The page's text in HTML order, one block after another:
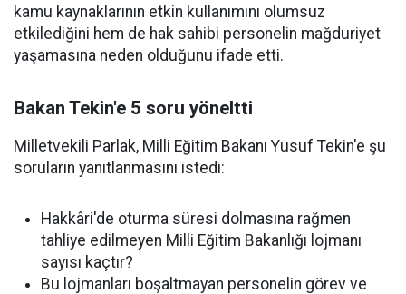
kamu kaynaklarının etkin kullanımını olumsuz
etkilediğini hem de hak sahibi personelin mağduriyet
yaşamasına neden olduğunu ifade etti.
Bakan Tekin'e 5 soru yöneltti
Milletvekili Parlak, Milli Eğitim Bakanı Yusuf Tekin'e şu
soruların yanıtlanmasını istedi:
Hakkâri'de oturma süresi dolmasına rağmen
tahliye edilmeyen Milli Eğitim Bakanlığı lojmanı
sayısı kaçtır?
Bu lojmanları boşaltmayan personelin görev ve